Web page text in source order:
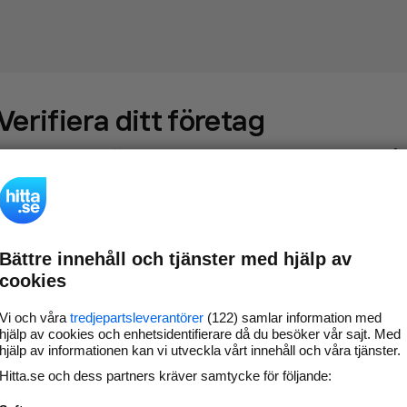
ditt företag
som69 573företag - ta kontroll över din företagssida på
hitta.se och syns bättre mot kunder i ditt närområde. Helt
kostnadsfritt.
Uppdatera din
företagsinformation
Svara på och hantera dina
Gå vidare
Bättre innehåll och tjänster med hjälp av
cookies
Vi och våra tredjepartsleverantörer (122) samlar information med
hjälp av cookies och enhetsidentifierare då du besöker vår sajt. Med
hjälp av informationen kan vi utveckla vårt innehåll och våra tjänster.
Hitta.se och dess partners kräver samtycke för följande: